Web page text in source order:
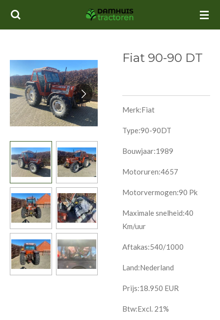
Ga
Fiat 90-90 DT
Merk:Fiat
Type:90-90DT
Bouwjaar:1989
Motoruren:4657
Motorvermogen:90 Pk
Maximale snelheid:40
Km/uur
Aftakas:540/1000
Land:Nederland
Prijs:18.950 EUR
Btw:Excl. 21%